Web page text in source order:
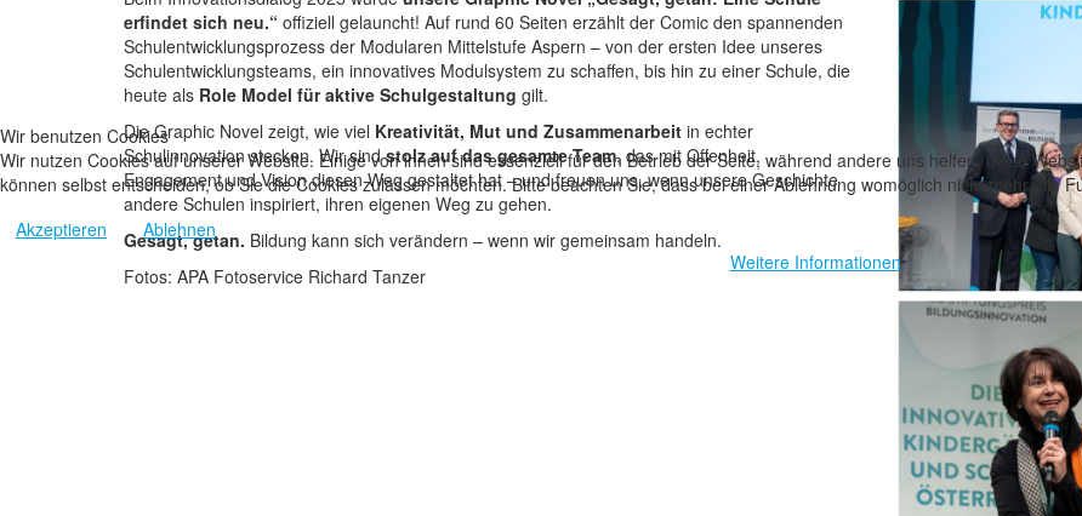
erfindet sich neu.“ offiziell gelauncht! Auf rund 60 Seiten erzählt der Comic den spannenden
Schulentwicklungsprozess der Modularen Mittelstufe Aspern – von der ersten Idee unseres
Schulentwicklungsteams, ein innovatives Modulsystem zu schaffen, bis hin zu einer Schule, die
heute als Role Model für aktive Schulgestaltung gilt.
Die Graphic Novel zeigt, wie viel Kreativität, Mut und Zusammenarbeit in echter
Schulinnovation stecken. Wir sindstolz auf das gesamte Team, das mit Offenheit,
Engagement und Vision diesen Weg gestaltet hat – und freuen uns, wenn unsere Geschichte
andere Schulen inspiriert, ihren eigenen Weg zu gehen.
Gesagt, getan. Bildung kann sich verändern – wenn wir gemeinsam handeln.
Fotos: APA Fotoservice Richard Tanzer
Wir benutzen Cookies
Wir nutzen Cookies auf unserer Website. Einige von ihnen sind essenziell für den Betrieb der Seite, während andere uns helfen, diese
können selbst entscheiden, ob Sie die Cookies zulassen möchten. Bitte beachten Sie, dass bei einer Ablehnung womöglich nicht mehr alle
Akzeptieren
Ablehnen
Weitere Informationen